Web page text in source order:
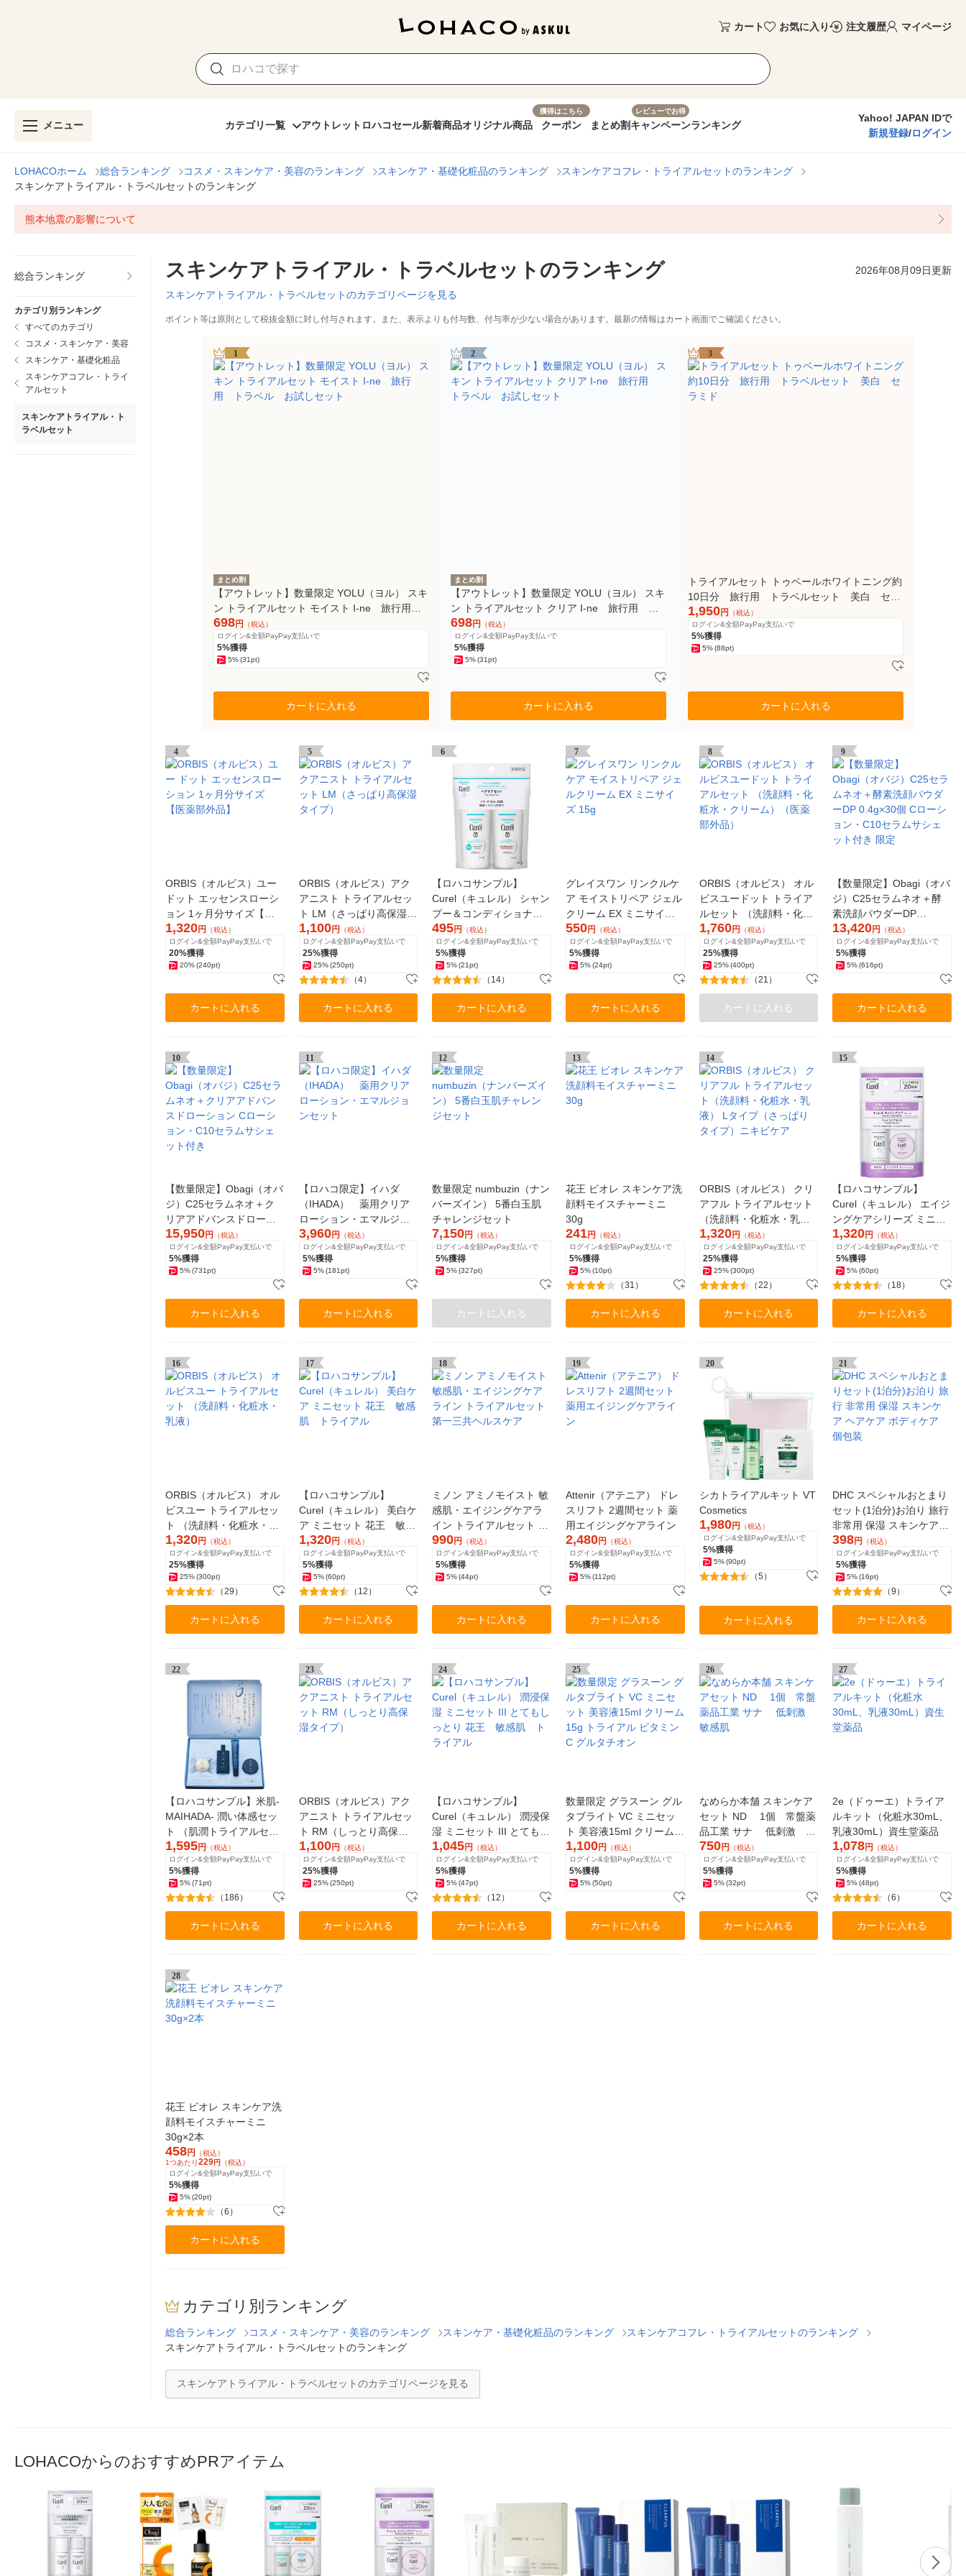
カート お気に入り 注文履歴 マイページ
メニュー カテゴリ一覧 アウトレット ロハコセール新着商品オリジナル商品
獲得はこちら
クーポン まとめ割
レビューでお得
キャンペーンランキング
Yahoo! JAPAN IDで
新規登録/ログイン
LOHACOホーム 総合ランキング コスメ・スキンケア・美容のランキング スキンケア・基礎化粧品のランキング
スキンケアコフレ・トライアルセットのランキング
スキンケアトライアル・トラベルセットのランキング
熊本地震の影響について
総合ランキング
カテゴリ別ランキング
すべてのカテゴリ
コスメ・スキンケア・美容
スキンケア・基礎化粧品
スキンケアコフレ・トライ
アルセット
スキンケアトライアル・ト
ラベルセット
スキンケアトライアル・トラベルセットのランキング 2026年08月09日更新
スキンケアトライアル・トラベルセットのカテゴリページを見る
ポイント等は原則として税抜金額に対し付与されます。また、表示よりも付与数、付与率が少ない場合があります。最新の情報はカート画面でご確認ください。
1
まとめ割
【アウトレット】数量限定 YOLU（ヨル） スキ
ン トライアルセット モイスト I-ne 旅行用
トラベル お試しセット
698円
（税込）
ログイン&全額PayPay支払いで
5%獲得
5%(31pt)
カートに入れる
2
まとめ割
【アウトレット】数量限定 YOLU（ヨル） スキ
ン トライアルセット クリア I-ne 旅行用 ト
ラベル お試しセット
698円
（税込）
ログイン&全額PayPay支払いで
5%獲得
5%(31pt)
カートに入れる
3
トライアルセット トゥベールホワイトニング約
10日分 旅行用 トラベルセット 美白 セラ
ミド
1,950円
（税込）
ログイン&全額PayPay支払いで
5%獲得
5%(88pt)
カートに入れる
4
ORBIS（オルビス）ユー
ドット エッセンスローシ
ョン 1ヶ月分サイズ【医
薬部外品】
1,320円 （税込）
ログイン&全額PayPay支払いで
20%獲得
20%(240pt)
カートに入れる
5
ORBIS（オルビス）アク
アニスト トライアルセッ
ト LM（さっぱり高保湿タ
イプ）
1,100円 （税込）
ログイン&全額PayPay支払いで
25%獲得
25% (250pt)
（4）
カートに入れる
6
【ロハコサンプル】
Curel（キュレル） シャン
プー＆コンディショナー
ミニセット 敏感肌
495円
（税込）
ログイン&全額PayPay支払いで
5%獲得
5% (21pt)
（14）
カートに入れる
7
グレイスワン リンクルケ
ア モイストリペア ジェル
クリーム EX ミニサイズ
15g
550円 （税込）
ログイン&全額PayPay支払いで
5%獲得
5%(24pt)
カートに入れる
8
ORBIS（オルビス） オル
ビスユードット トライア
ルセット （洗顔料・化粧
水・クリーム）（医薬部
外品）
1,760円 （税込）
ログイン&全額PayPay支払いで
25%獲得
25% (400pt)
（21）
カートに入れる
9
【数量限定】Obagi（オバ
ジ）C25セラムネオ＋酵
素洗顔パウダーDP
0.4g×30個 Cローション・
C10セラムサシェット付
き 限定
13,420円
（税込）
ログイン&全額PayPay支払いで
5%獲得
5% (616pt)
カートに入れる
10
【数量限定】Obagi（オバ
ジ）C25セラムネオ＋ク
リアアドバンスドローシ
ョン Cローション・C10
セラムサシェット付き
15,950円
（税込）
ログイン&全額PayPay支払いで
5%獲得
5%(731pt)
カートに入れる
11
【ロハコ限定】イハダ
（IHADA） 薬用クリア
ローション・エマルジョ
ンセット
3,960円
（税込）
ログイン&全額PayPay支払いで
5%獲得
5% (181pt)
カートに入れる
12
数量限定 numbuzin（ナン
バーズイン） 5番白玉肌
チャレンジセット
7,150円
（税込）
ログイン&全額PayPay支払いで
5%獲得
5% (327pt)
カートに入れる
13
花王 ビオレ スキンケア洗
顔料モイスチャーミニ
30g
241円
（税込）
ログイン&全額PayPay支払いで
5%獲得
5%(10pt)
（31）
カートに入れる
14
ORBIS（オルビス） クリ
アフル トライアルセット
（洗顔料・化粧水・乳
液） Lタイプ（さっぱり
タイプ）ニキビケア
1,320円
（税込）
ログイン&全額PayPay支払いで
25%獲得
25% (300pt)
（22）
カートに入れる
15
【ロハコサンプル】
Curel（キュレル） エイジ
ングケアシリーズ ミニセ
ット 花王 敏感肌 トラ
イアル
1,320円
（税込）
ログイン&全額PayPay支払いで
5%獲得
5% (60pt)
（18）
カートに入れる
16
ORBIS（オルビス） オル
ビスユー トライアルセッ
ト （洗顔料・化粧水・乳
液）
1,320円
（税込）
ログイン&全額PayPay支払いで
25%獲得
25%(300pt)
（29）
カートに入れる
17
【ロハコサンプル】
Curel（キュレル） 美白ケ
ア ミニセット 花王 敏感
肌 トライアル
1,320円
（税込）
ログイン&全額PayPay支払いで
5%獲得
5% (60pt)
（12）
カートに入れる
18
ミノン アミノモイスト 敏
感肌・エイジングケアラ
イン トライアルセット 第
一三共ヘルスケア
990円
（税込）
ログイン&全額PayPay支払いで
5%獲得
5% (44pt)
カートに入れる
19
Attenir（アテニア） ドレ
スリフト 2週間セット 薬
用エイジングケアライン
2,480円
（税込）
ログイン&全額PayPay支払いで
5%獲得
5%(112pt)
カートに入れる
20
シカトライアルキット VT
Cosmetics
1,980円
（税込）
ログイン&全額PayPay支払いで
5%獲得
5% (90pt)
（5）
カートに入れる
21
DHC スペシャルおとまり
セット(1泊分)お泊り 旅行
非常用 保湿 スキンケア
ヘアケア ボディケア 個包
装
398円
（税込）
ログイン&全額PayPay支払いで
5%獲得
5% (16pt)
（9）
カートに入れる
22
【ロハコサンプル】米肌-
MAIHADA- 潤い体感セッ
ト （肌潤トライアルセッ
ト）
1,595円 （税込）
ログイン&全額PayPay支払いで
5%獲得
5%(71pt)
（186）
カートに入れる
23
ORBIS（オルビス）アク
アニスト トライアルセッ
ト RM（しっとり高保湿
タイプ）
1,100円 （税込）
ログイン&全額PayPay支払いで
25%獲得
25% (250pt)
カートに入れる
24
【ロハコサンプル】
Curel（キュレル） 潤浸保
湿 ミニセット III とてもし
っとり 花王 敏感肌 ト
ライアル
1,045円
（税込）
ログイン&全額PayPay支払いで
5%獲得
5% (47pt)
（12）
カートに入れる
25
数量限定 グラスーン グル
タブライト VC ミニセッ
ト 美容液15ml クリーム
15g トライアル ビタミン
C グルタチオン
1,100円 （税込）
ログイン&全額PayPay支払いで
5%獲得
5%(50pt)
カートに入れる
26
なめらか本舗 スキンケア
セット ND 1個 常盤薬
品工業 サナ 低刺激 敏
感肌
750円 （税込）
ログイン&全額PayPay支払いで
5%獲得
5% (32pt)
カートに入れる
27
2e（ドゥーエ）トライア
ルキット（化粧水30mL、
乳液30mL）資生堂薬品
1,078円
（税込）
ログイン&全額PayPay支払いで
5%獲得
5% (48pt)
（6）
カートに入れる
28
花王 ビオレ スキンケア洗
顔料モイスチャーミニ
30g×2本
458円
（税込）
1つあたり229円 （税込）
ログイン&全額PayPay支払いで
5%獲得
5%(20pt)
（6）
カートに入れる
カテゴリ別ランキング
総合ランキング コスメ・スキンケア・美容のランキング スキンケア・基礎化粧品のランキング
スキンケアコフレ・トライアルセットのランキング
スキンケアトライアル・トラベルセットのランキング
スキンケアトライアル・トラベルセットのカテゴリページを見る
LOHACOからのおすすめPRアイテム